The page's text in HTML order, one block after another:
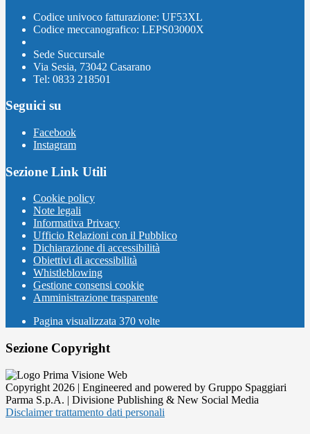
Codice univoco fatturazione: UF53XL
Codice meccanografico: LEPS03000X
Sede Succursale
Via Sesia, 73042 Casarano
Tel: 0833 218501
Seguici su
Facebook
Instagram
Sezione Link Utili
Cookie policy
Note legali
Informativa Privacy
Ufficio Relazioni con il Pubblico
Dichiarazione di accessibilità
Obiettivi di accessibilità
Whistleblowing
Gestione consensi cookie
Amministrazione trasparente
Pagina visualizzata 370 volte
Sezione Copyright
Copyright 2026 | Engineered and powered by Gruppo Spaggiari
Parma S.p.A. | Divisione Publishing & New Social Media
Disclaimer trattamento dati personali